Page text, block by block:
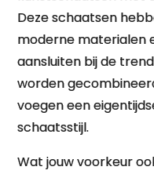
Deze schaatsen
moderne materialen
aansluiten bij de
worden
voegen een
schaatsstijl.
Wat jouw voorkeur